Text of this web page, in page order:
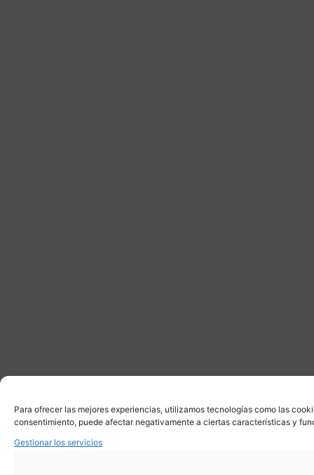
Para ofrecer las mejores experiencias, utilizamos tecnologías como las
consentimiento, puede afectar negativamente a ciertas características y
Gestionar los servicios